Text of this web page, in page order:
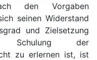
den Vorgaben
seinen Widerstand
und Zielsetzung
der
zu erlernen ist, ist